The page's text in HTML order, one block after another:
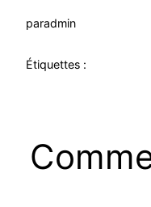
paradmin
Étiquettes :